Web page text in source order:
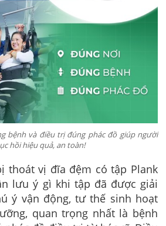
bệnh và điều trị đúng phác đồ giúp người
hồi hiệu quả, an toàn!
thoát vị đĩa đệm có tập Plank
lưu ý gì khi tập đã được giải
ý vận động, tư thế sinh hoạt
quan trọng nhất là bệnh